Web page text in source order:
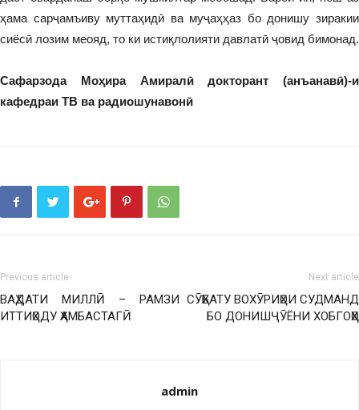
ҳама сарҷамъиву муттаҳидӣ ва муҷаҳҳаз бо донишу зиракии
сиёсӣ лозим меояд, то ки истиқлолияти давлатӣ ҷовид бимонад.
Сафарзода Моҳира Амиралӣ докторант (анъанавӣ)-и
кафедраи ТВ ва радиошунавонӣ
Previous article
ВАҲДАТИ МИЛЛӢ – РАМЗИ
ИТТИҲОДУ ҲАМБАСТАГӢ
Next article
СӮҲБАТУ ВОХӮРИҲОИ СУДМАНД
БО ДОНИШҶӮЁНИ ХОБГОҲҲО
admin